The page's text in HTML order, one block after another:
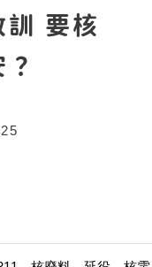
要核